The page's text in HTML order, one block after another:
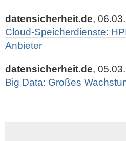
datensicherheit.de,
Cloud-Speicherdienste:
Anbieter
datensicherheit.de,
Big Data: Großes